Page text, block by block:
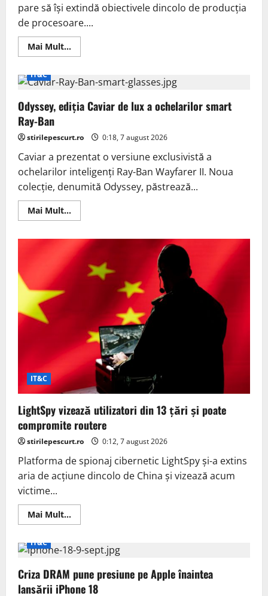
pare să își extindă obiectivele dincolo de producția
de procesoare....
Mai Mult...Read
more
își
extinde
caută
specialist
DRAM
IT&C
Odyssey, ediția Caviar de lux a ochelarilor smart
Ray-Ban
stirilepescurt.ro 0:18, 7 august 2026
Caviar a prezentat o versiune exclusivistă a
ochelarilor inteligenți Ray-Ban Wayfarer II. Noua
colecție, denumită Odyssey, păstrează...
Mai Mult...Read
more
ediția
Caviar
de
IT&C
LightSpy vizează utilizatori din 13 țări și poate
compromite routere
stirilepescurt.ro 0:12, 7 august 2026
Platforma de spionaj cibernetic LightSpy și-a extins
aria de acțiune dincolo de China și vizează acum
victime...
Mai Mult...
more
vizează
utilizatori
13
țări
și
IT&C
Criza DRAM pune presiune pe Apple înaintea
lansării iPhone 18